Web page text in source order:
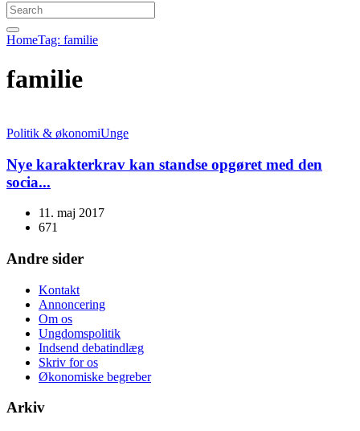
HomeTag: familie
familie
Politik & økonomiUnge
Nye karakterkrav kan standse opgøret med den
socia...
11. maj 2017
671
Andre sider
Kontakt
Annoncering
Om os
Ungdomspolitik
Indsend debatindlæg
Skriv for os
Økonomiske begreber
Arkiv